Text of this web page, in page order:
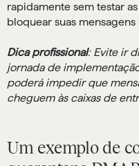
rapidamente sem testar
bloquear suas mensagens
Dica profissional: Evite ir
jornada de
poderá impedir que
cheguem às caixas de
Um exemplo de